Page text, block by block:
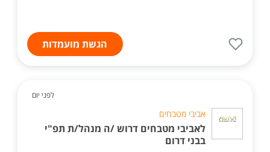
הגשת מועמדות
לפני יום
אביבי מטבחים
לאביבי מטבחים דרוש /ה מנהל/ת תפ"י
בבני דרום